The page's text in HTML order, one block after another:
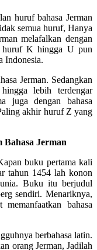
huruf bahasa Jerman
semua huruf, Hanya
melafalkan dengan
K hingga U pun
Indonesia.
Jerman. Sedangkan
lebih terdengar
juga dengan bahasa
akhir huruf Z yang
Jerman
buku pertama kali
tahun 1454 lah konon
Buku itu berjudul
sendiri. Menariknya,
bahasa
berbahasa latin.
orang Jerman, Jadilah